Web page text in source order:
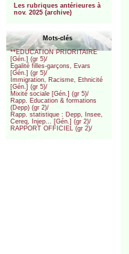
Les rubriques antérieures à
nov. 2025 (archive)
Mots-clés
**EDUCATION PRIORITAIRE
[Gén.] (gr 5)/
Egalité filles-garçons, Evars
[Gén.] (gr 5)/
Immigration, Racisme, Ethnicité
[Gén.] (gr 5)/
Mixité sociale [Gén.] (gr 5)/
Rapp. Education & formations
(Depp) (gr 2)/
Rapp. statistique : Depp, Insee,
Cereq, Injep... [Gén.] (gr 2)/
RAPPORT OFFICIEL (gr 2)/